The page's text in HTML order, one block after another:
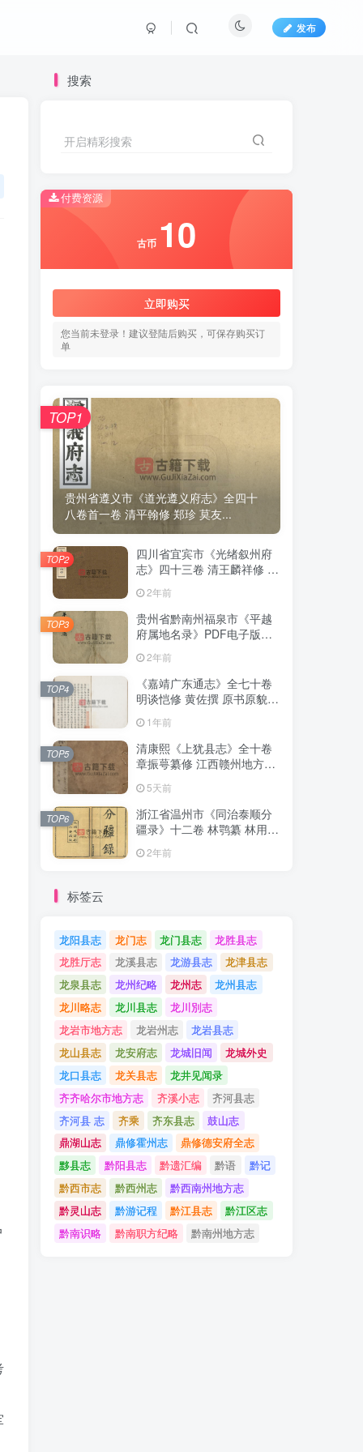
发布
搜索
开启精彩搜索
付费资源
古币 10
立即购买
您当前未登录！建议登陆后购买，可保存购买订
单
贵州省遵义市《道光遵义府志》全四十
八卷首一卷 清平翰修 郑珍 莫友...
TOP1
四川省宜宾市《光绪叙州府
志》四十三卷 清王麟祥修 邱
晋成纂PDF电子版地方志下
载2年前
TOP2
贵州省黔南州福泉市《平越
府属地名录》PDF电子版地
方志下载
2年前
TOP3
《嘉靖广东通志》全七十卷
明谈恺修 黄佐撰 原书原貌高
清PDF电子版地方志下载
1年前
TOP4
清康熙《上犹县志》全十卷
章振萼纂修 江西赣州地方志
5天前
TOP5
浙江省温州市《同治泰顺分
疆录》十二卷 林鹗纂 林用霖
2年前
TOP6
标签云
龙阳县志 龙门志 龙门县志
龙胜县志
龙胜厅志
龙溪县志 龙游县志
龙津县志
龙泉县志
龙州纪略 龙州志
龙州县志
龙川略志
龙川县志
龙川別志
龙岩市地方志
龙岩州志
龙岩县志
龙山县志
龙安府志 龙城旧闻
龙城外史
龙口县志
龙关县志
龙井见闻录
齐齐哈尔市地方志
齐溪小志
齐河县志
齐河县 志
齐乘 齐东县志
鼓山志
鼎湖山志
鼎修霍州志
鼎修德安府全志
黟县志
黔阳县志 黔遗汇编 黔语
黔记
黔西市志
黔西州志
黔西南州地方志
黔灵山志
黔游记程 黔江县志
黔江区志
黔南识略
黔南职方纪略 黔南州地方志
开启精彩搜索
古币 10
立即购买
您当前未登录！建议登陆后购买，可保存购买订
单
贵州省遵义市《道光遵义府志》全四十
八卷首一卷 清平翰修 郑珍 莫友...
TOP1
四川省宜宾市《光绪叙州府
志》四十三卷 清王麟祥修 邱
晋成纂PDF电子版地方志下
载2年前
TOP2
贵州省黔南州福泉市《平越
府属地名录》PDF电子版地
方志下载
2年前
TOP3
《嘉靖广东通志》全七十卷
明谈恺修 黄佐撰 原书原貌高
清PDF电子版地方志下载
1年前
TOP4
清康熙《上犹县志》全十卷
章振萼纂修 江西赣州地方志
5天前
TOP5
浙江省温州市《同治泰顺分
疆录》十二卷 林鹗纂 林用霖
2年前
TOP6